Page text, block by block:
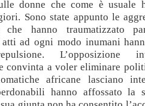
donne che come è usuale
Sono state appunto le
che hanno traumatizzato
ad ogni modo inumani
L’opposizione
convinta a voler eliminare
africane lasciano
hanno affossato la